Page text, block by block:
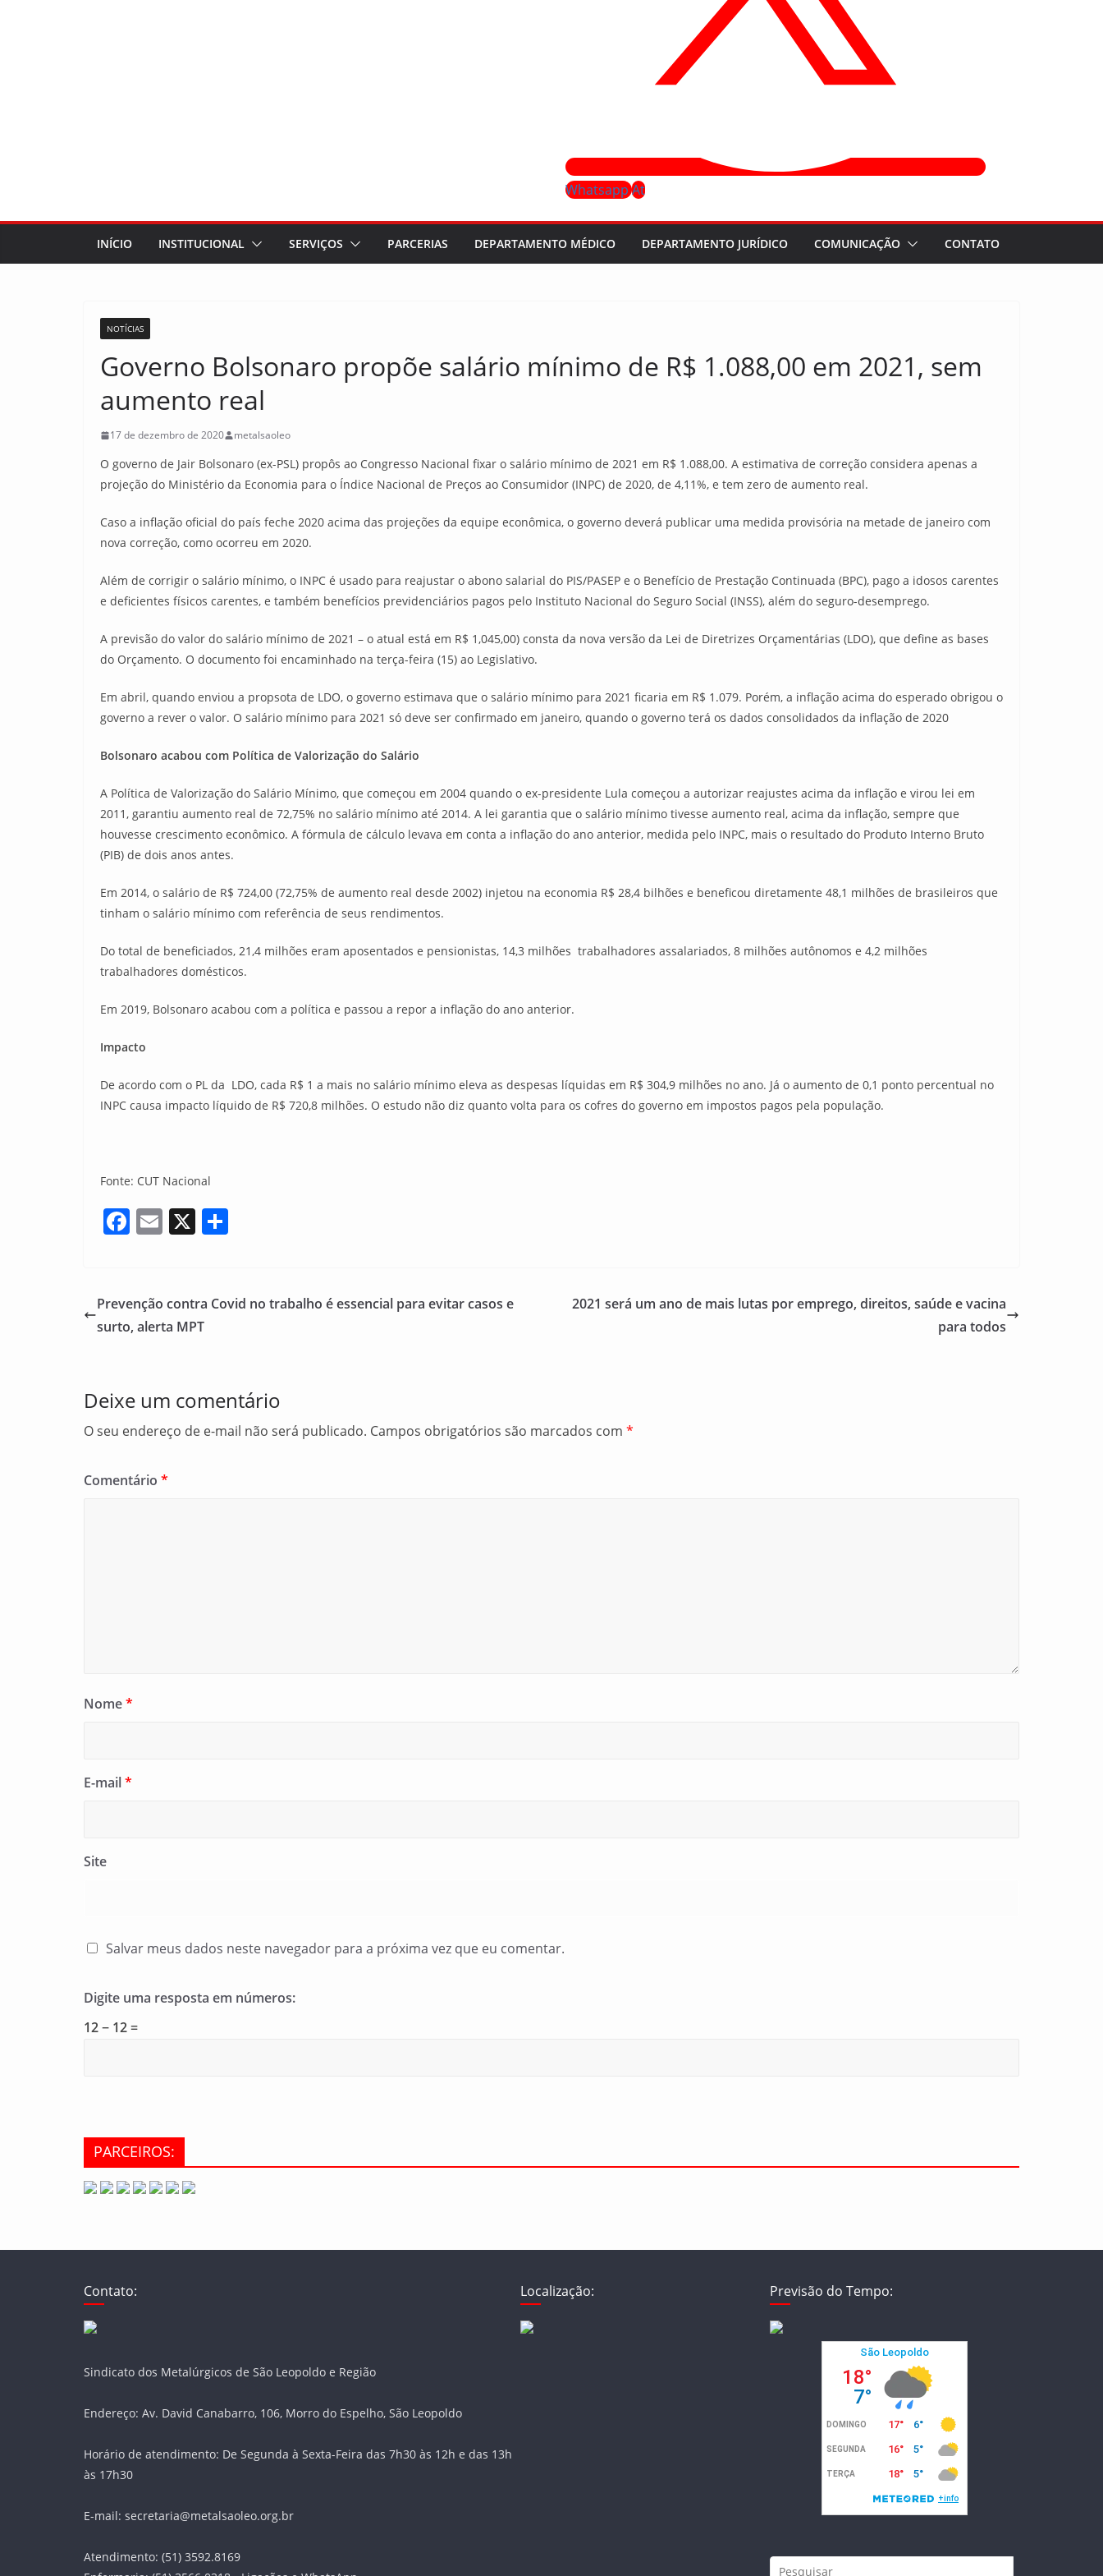
Whatsapp At
INÍCIO INSTITUCIONAL SERVIÇOS PARCERIAS DEPARTAMENTO MÉDICO DEPARTAMENTO JURÍDICO COMUNICAÇÃO CONTATO
NOTÍCIAS
Governo Bolsonaro propõe salário mínimo de R$ 1.088,00 em 2021, sem
aumento real
17 de dezembro de 2020 metalsaoleo
O governo de Jair Bolsonaro (ex-PSL) propôs ao Congresso Nacional fixar o salário mínimo de 2021 em R$ 1.088,00. A estimativa de correção considera apenas a
projeção do Ministério da Economia para o Índice Nacional de Preços ao Consumidor (INPC) de 2020, de 4,11%, e tem zero de aumento real.
Caso a inflação oficial do país feche 2020 acima das projeções da equipe econômica, o governo deverá publicar uma medida provisória na metade de janeiro com
nova correção, como ocorreu em 2020.
Além de corrigir o salário mínimo, o INPC é usado para reajustar o abono salarial do PIS/PASEP e o Benefício de Prestação Continuada (BPC), pago a idosos carentes
e deficientes físicos carentes, e também benefícios previdenciários pagos pelo Instituto Nacional do Seguro Social (INSS), além do seguro-desemprego.
A previsão do valor do salário mínimo de 2021 – o atual está em R$ 1,045,00) consta da nova versão da Lei de Diretrizes Orçamentárias (LDO), que define as bases
do Orçamento. O documento foi encaminhado na terça-feira (15) ao Legislativo.
Em abril, quando enviou a propsota de LDO, o governo estimava que o salário mínimo para 2021 ficaria em R$ 1.079. Porém, a inflação acima do esperado obrigou o
governo a rever o valor. O salário mínimo para 2021 só deve ser confirmado em janeiro, quando o governo terá os dados consolidados da inflação de 2020
Bolsonaro acabou com Política de Valorização do Salário
A Política de Valorização do Salário Mínimo, que começou em 2004 quando o ex-presidente Lula começou a autorizar reajustes acima da inflação e virou lei em
2011, garantiu aumento real de 72,75% no salário mínimo até 2014. A lei garantia que o salário mínimo tivesse aumento real, acima da inflação, sempre que
houvesse crescimento econômico. A fórmula de cálculo levava em conta a inflação do ano anterior, medida pelo INPC, mais o resultado do Produto Interno Bruto
(PIB) de dois anos antes.
Em 2014, o salário de R$ 724,00 (72,75% de aumento real desde 2002) injetou na economia R$ 28,4 bilhões e beneficou diretamente 48,1 milhões de brasileiros que
tinham o salário mínimo com referência de seus rendimentos.
Do total de beneficiados, 21,4 milhões eram aposentados e pensionistas, 14,3 milhões trabalhadores assalariados, 8 milhões autônomos e 4,2 milhões
trabalhadores domésticos.
Em 2019, Bolsonaro acabou com a política e passou a repor a inflação do ano anterior.
Impacto
De acordo com o PL da LDO, cada R$ 1 a mais no salário mínimo eleva as despesas líquidas em R$ 304,9 milhões no ano. Já o aumento de 0,1 ponto percentual no
INPC causa impacto líquido de R$ 720,8 milhões. O estudo não diz quanto volta para os cofres do governo em impostos pagos pela população.
Fonte: CUT Nacional
F
e
b
k
E
l
X
e
Prevenção contra Covid no trabalho é essencial para evitar casos e
surto, alerta MPT
2021 será um ano de mais lutas por emprego, direitos, saúde e vacina
para todos
Deixe um comentário
O seu endereço de e-mail não será publicado. Campos obrigatórios são marcados com *
Comentário *
Nome*
E-mail*
Site
Salvar meus dados neste navegador para a próxima vez que eu comentar.
Digite uma resposta em números:
12 − 12 =
PARCEIROS:
Contato:
Sindicato dos Metalúrgicos de São Leopoldo e Região
Endereço: Av. David Canabarro, 106, Morro do Espelho, São Leopoldo
Horário de atendimento: De Segunda à Sexta-Feira das 7h30 às 12h e das 13h
às 17h30
E-mail: secretaria@metalsaoleo.org.br
Atendimento: (51) 3592.8169
Localização: Previsão do Tempo: